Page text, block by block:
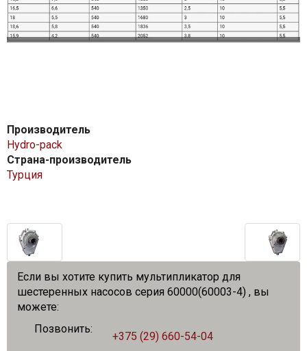
Производитель
Hydro-pack
Страна-производитель
Турция
Если вы хотите купить мультипликатор для
шестеренных насосов cерия 60000(60003-4) , вы
можете:
Позвонить:
+375 (29) 660-54-04